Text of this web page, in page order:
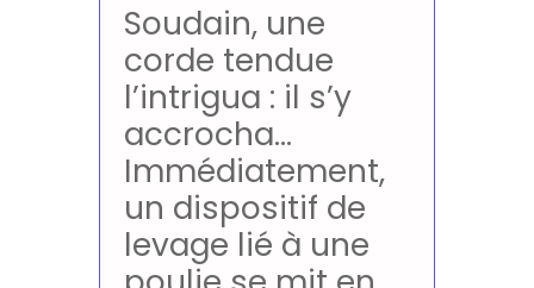
Soudain, une
corde tendue
l’intrigua : il s’y
accrocha…
Immédiatement,
un dispositif de
levage lié à une